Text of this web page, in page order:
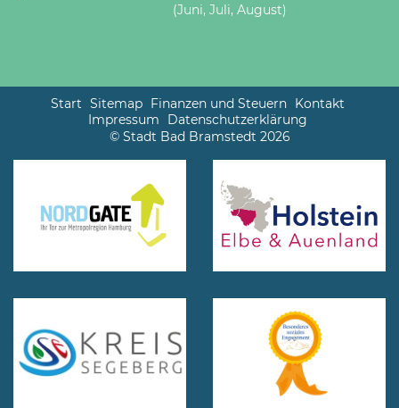
(Juni, Juli, August)
Start Sitemap Finanzen und Steuern Kontakt
Impressum
Datenschutzerklärung
© Stadt Bad Bramstedt 2026